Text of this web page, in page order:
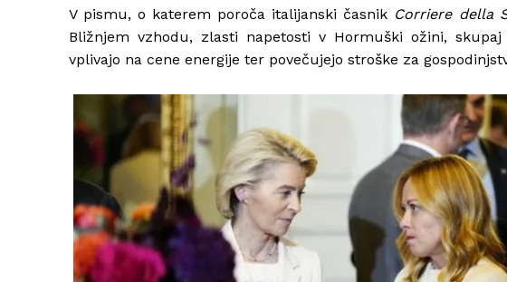
V pismu, o katerem poroča italijanski časnik Corriere della
Bližnjem vzhodu, zlasti napetosti v Hormuški ožini,
vplivajo na cene energije ter povečujejo stroške za